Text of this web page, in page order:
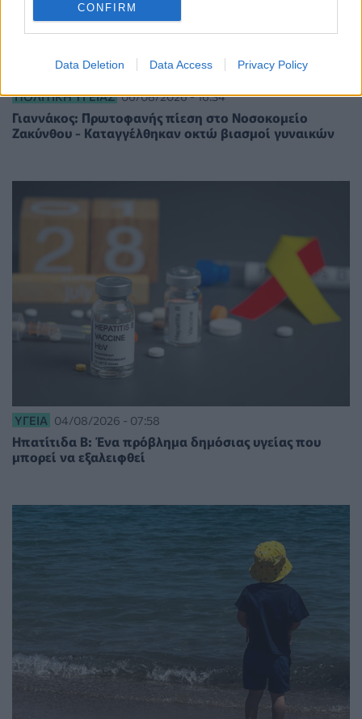
CONFIRM
Data Deletion Data Access Privacy Policy
ΠΟΛΙΤΙΚΉ ΥΓΕΊΑΣ 06/08/2026 - 16:34
Γιαννάκος: Πρωτοφανής πίεση στο Νοσοκομείο
Ζακύνθου - Καταγγέλθηκαν οκτώ βιασμοί γυναικών
ΥΓΕΊΑ 04/08/2026 - 07:58
Ηπατίτιδα Β: Ένα πρόβλημα δημόσιας υγείας που
μπορεί να εξαλειφθεί